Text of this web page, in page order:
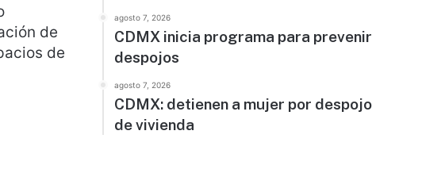
de
de
agosto 7, 2026
CDMX inicia programa para prevenir
despojos
agosto 7, 2026
CDMX: detienen a mujer por despojo
de vivienda